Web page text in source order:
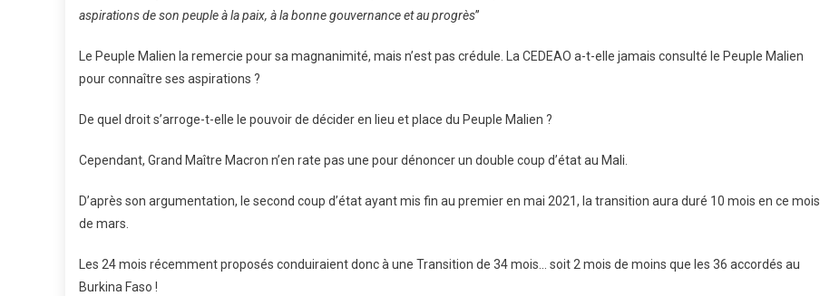
aspirations de son peuple à la paix, à la bonne gouvernance et au progrès’’
Le Peuple Malien la remercie pour sa magnanimité, mais n’est pas crédule. La CEDEAO a-t-elle jamais consulté le Peuple Malien
pour connaître ses aspirations ?
De quel droit s’arroge-t-elle le pouvoir de décider en lieu et place du Peuple Malien ?
Cependant, Grand Maître Macron n’en rate pas une pour dénoncer un double coup d’état au Mali.
D’après son argumentation, le second coup d’état ayant mis fin au premier en mai 2021, la transition aura duré 10 mois en ce mois
de mars.
Les 24 mois récemment proposés conduiraient donc à une Transition de 34 mois… soit 2 mois de moins que les 36 accordés au
Burkina Faso !